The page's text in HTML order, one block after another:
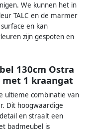
We kunnen het in
TALC en de marmer
en kan
zijn gespoten en
130cm Ostra
met 1 kraangat
ultieme combinatie van
Dit hoogwaardige
en straalt een
badmeubel is